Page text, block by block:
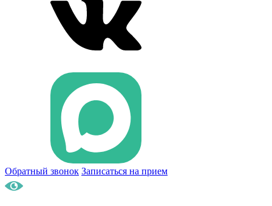
Обратный звонок Записаться на прием